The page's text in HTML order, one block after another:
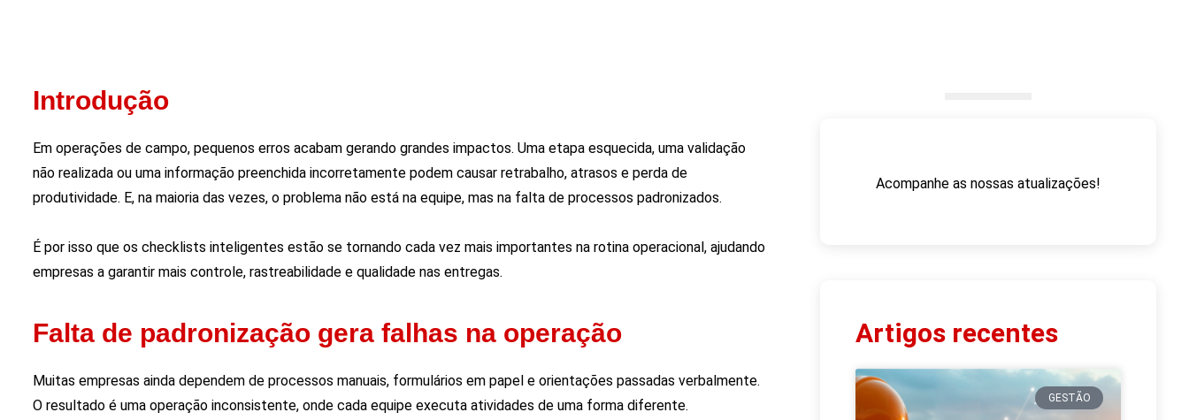
Introdução
Em operações de campo, pequenos erros acabam gerando grandes impactos. Uma etapa esquecida, uma validação
não realizada ou uma informação preenchida incorretamente podem causar retrabalho, atrasos e perda de
produtividade. E, na maioria das vezes, o problema não está na equipe, mas na falta de processos padronizados.
É por isso que os checklists inteligentes estão se tornando cada vez mais importantes na rotina operacional, ajudando
empresas a garantir mais controle, rastreabilidade e qualidade nas entregas.
Falta de padronização gera falhas na operação
Muitas empresas ainda dependem de processos manuais, formulários em papel e orientações passadas verbalmente.
O resultado é uma operação inconsistente, onde cada equipe executa atividades de uma forma diferente.
Acompanhe as nossas atualizações!
Artigos recentes
GESTÃO